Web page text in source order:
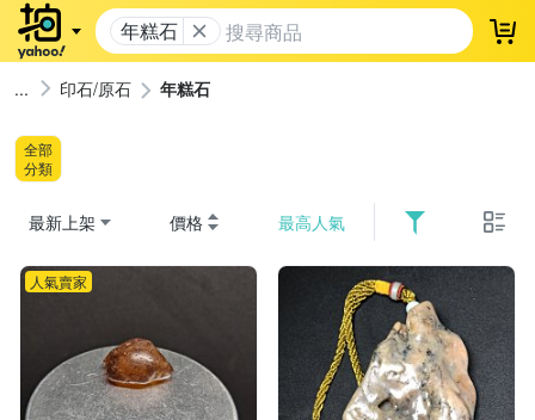
年糕石 登
印石/原石 年糕石
全部
分類
最新上架 價格 最高人氣
人氣賣家